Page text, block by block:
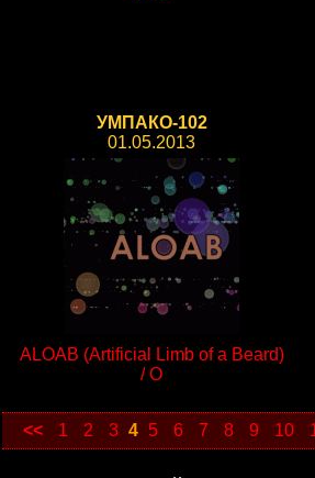
УМПАКО-102
01.05.2013
ALOAB (Artificial Limb of a Beard)
/ O
<< 1 2 3 4 5 6 7 8 9 10